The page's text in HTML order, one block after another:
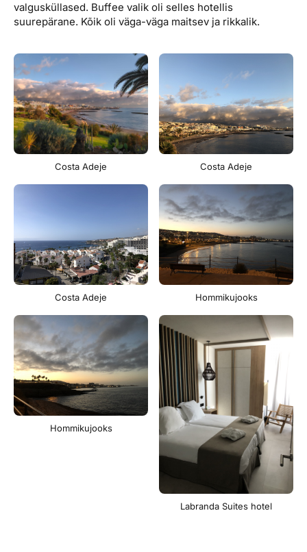
valgusküllased. Buffee valik oli selles hotellis
suurepärane. Kõik oli väga-väga maitsev ja rikkalik.
Costa Adeje Costa Adeje
Costa Adeje Hommikujooks
Hommikujooks
Labranda Suites hotel